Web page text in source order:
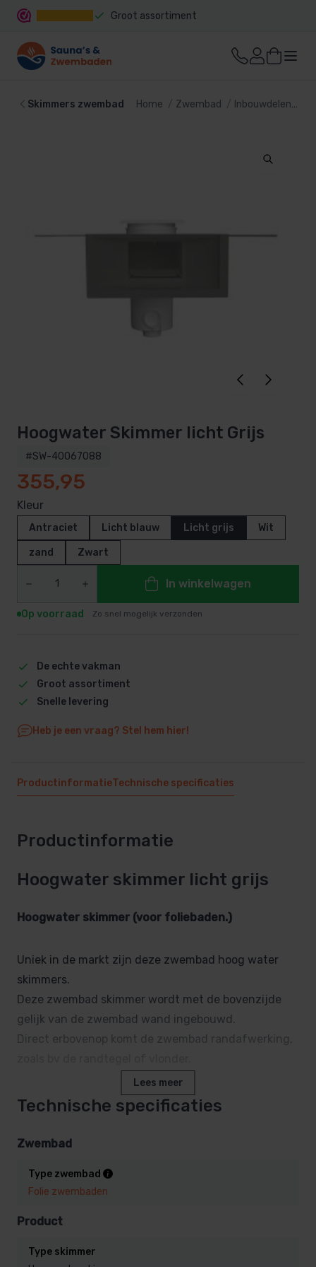
Groot assortiment
Skimmers zwembad Home Zwembad Inbouwdelen
Hoogwater Skimmer licht Grijs
#SW-40067088
355,95
Kleur
Antraciet Licht blauw Licht grijs Wit
zand Zwart
In winkelwagen
Op voorraad Zo snel mogelijk verzonden
De echte vakman
Groot assortiment
Snelle levering
Heb je een vraag? Stel hem hier!
ProductinformatieTechnische specificaties
Productinformatie
Hoogwater skimmer licht grijs
Hoogwater skimmer (voor foliebaden.)
Uniek in de markt zijn deze zwembad hoog water
skimmers.
Deze zwembad skimmer wordt met de bovenzijde
gelijk van de zwembad wand ingebouwd.
Direct erbovenop komt de zwembad randafwerking,
De bovenzijde van de skimmermond is met 2 RVS
Bij gebruik van een zwembad randsteen met een
randsteen te staan, dit geeft een zeer mooi uiterlijk
“skimmer mond” voor het perfect afromen van het
Lees meer
Technische specificaties
Zwembad
Type zwembad
Folie zwembaden
Product
Type skimmer